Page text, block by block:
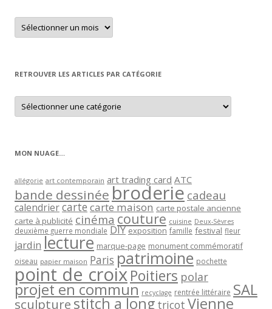
Retrouver
un
article
RETROUVER LES ARTICLES PAR CATÉGORIE
Retrouver
les
articles
MON NUAGE…
allégorie art contemporain art trading card ATC
bande dessinée broderie cadeau
calendriercartecarte maison carte postale ancienne
carte à publicité cinéma couture cuisine Deux-Sèvres
deuxième guerre mondiale DIY exposition famille festival fleur
jardin lecture marque-page monument commémoratif
oiseau papier maison Paris patrimoine pochette
point de croixPoitiers polar
projet en commun recyclage rentrée littéraire SAL
sculpturestitch a long tricot Vienne